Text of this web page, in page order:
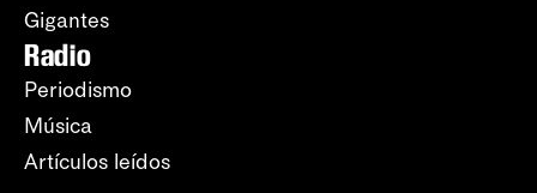
Gigantes
Radio
Periodismo
Música
Artículos leídos